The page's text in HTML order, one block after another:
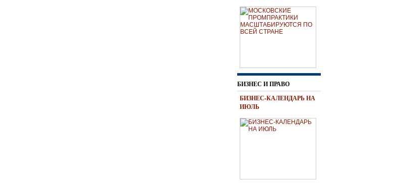
БИЗНЕС И ПРАВО
БИЗНЕС-КАЛЕНДАРЬ НА
ИЮЛЬ